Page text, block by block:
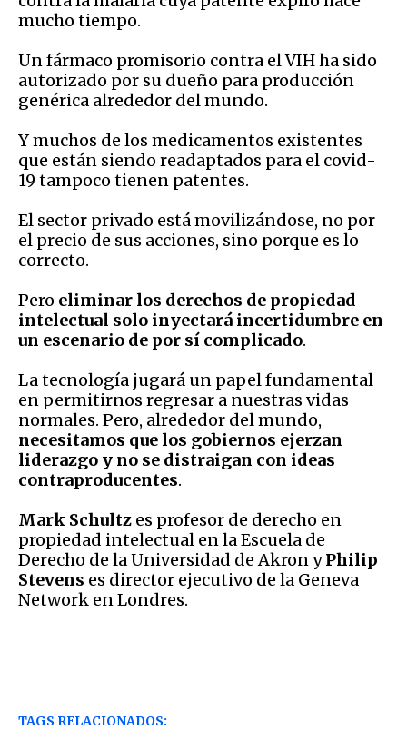
mucho tiempo.
Un fármaco promisorio contra el VIH ha sido
autorizado por su dueño para producción
genérica alrededor del mundo.
Y muchos de los medicamentos existentes
que están siendo readaptados para el covid-
19 tampoco tienen patentes.
El sector privado está movilizándose, no por
el precio de sus acciones, sino porque es lo
correcto.
Pero eliminar los derechos de propiedad
intelectual solo inyectará incertidumbre en
un escenario de por sí complicado.
La tecnología jugará un papel fundamental
en permitirnos regresar a nuestras vidas
normales. Pero, alrededor del mundo,
necesitamos que los gobiernos ejerzan
liderazgo y no se distraigan con ideas
contraproducentes.
Mark Schultz es profesor de derecho en
propiedad intelectual en la Escuela de
Derecho de la Universidad de Akron yPhilip
Stevens es director ejecutivo de la Geneva
Network en Londres.
TAGS RELACIONADOS: